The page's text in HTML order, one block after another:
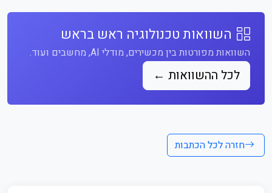
השוואות טכנולוגיה ראש בראש
השוואות מפורטות בין מכשירים, מודלי AI, מחשבים ועוד.
לכל ההשוואות ←
חזרה לכל הכתבות